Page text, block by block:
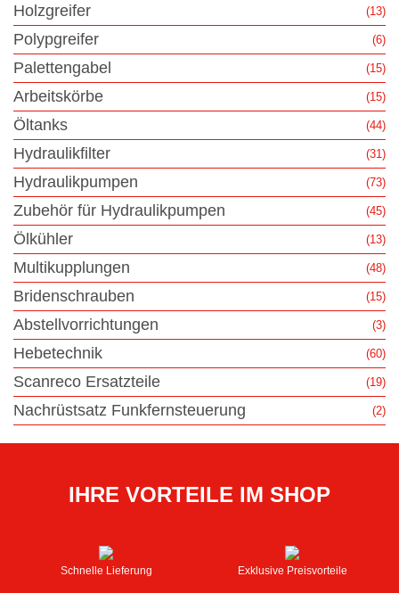
Holzgreifer (13)
Polypgreifer (6)
Palettengabel (15)
Arbeitskörbe (15)
Öltanks (44)
Hydraulikfilter (31)
Hydraulikpumpen (73)
Zubehör für Hydraulikpumpen (45)
Ölkühler (13)
Multikupplungen (48)
Bridenschrauben (15)
Abstellvorrichtungen (3)
Hebetechnik (60)
Scanreco Ersatzteile (19)
Nachrüstsatz Funkfernsteuerung (2)
IHRE VORTEILE IM SHOP
Schnelle Lieferung Exklusive Preisvorteile